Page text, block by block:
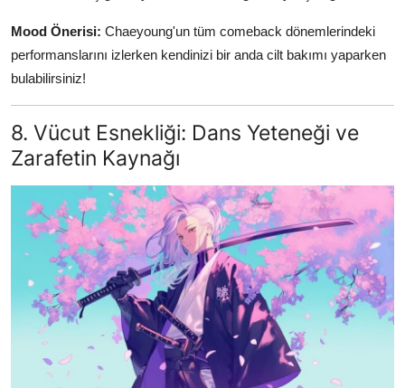
Mood Önerisi: Chaeyoung'un tüm comeback dönemlerindeki
performanslarını izlerken kendinizi bir anda cilt bakımı yaparken
bulabilirsiniz!
8. Vücut Esnekliği: Dans Yeteneği ve
Zarafetin Kaynağı